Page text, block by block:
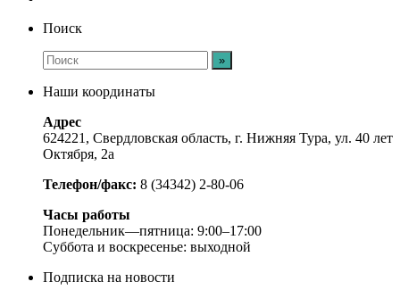
Поиск
Наши координаты
Адрес
624221, Свердловская область, г. Нижняя Тура, ул. 40 лет
Октября, 2а
Телефон/факс: 8 (34342) 2-80-06
Часы работы
Понедельник—пятница: 9:00–17:00
Суббота и воскресенье: выходной
Подписка на новости